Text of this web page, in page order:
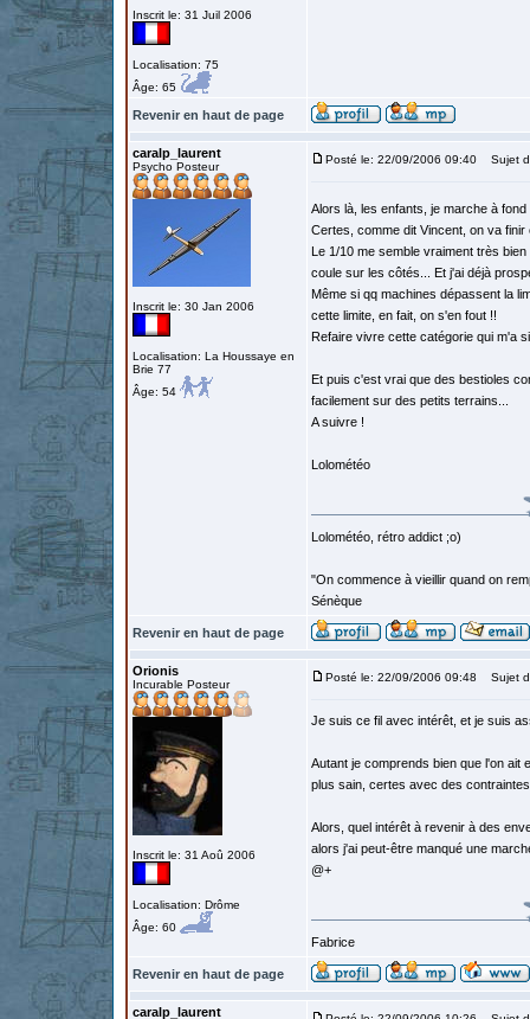
Inscrit le: 31 Juil 2006
Localisation: 75
Âge: 65
Revenir en haut de page
caralp_laurent
Psycho Posteur
Inscrit le: 30 Jan 2006
Localisation: La Houssaye en
Brie 77
Âge: 54
Posté le: 22/09/2006 09:40 Sujet
Alors là, les enfants, je marche à
Certes, comme dit Vincent, on va
Le 1/10 me semble vraiment très
coule sur les côtés... Et j'ai déjà
Même si qq machines dépassent la
cette limite, en fait, on s'en fout !!
Refaire vivre cette catégorie qui m'a
Et puis c'est vrai que des bestioles
facilement sur des petits terrains...
A suivre !
Lolométéo
Lolométéo, rétro addict ;o)
"On commence à vieillir quand on
Sénèque
Revenir en haut de page
Orionis
Incurable Posteur
Inscrit le: 31 Aoû 2006
Localisation: Drôme
Âge: 60
Posté le: 22/09/2006 09:48 Sujet
Je suis ce fil avec intérêt, et je suis
Autant je comprends bien que l'on ait
plus sain, certes avec des
Alors, quel intérêt à revenir à des
alors j'ai peut-être manqué une
@+
Fabrice
Revenir en haut de page
caralp_laurent